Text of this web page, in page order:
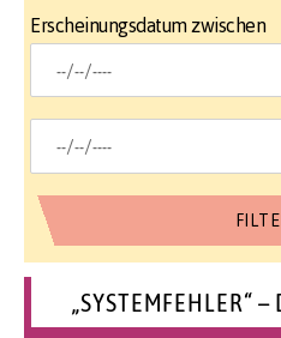
Erscheinungsdatum zwischen
„SYSTEMFEHLER“